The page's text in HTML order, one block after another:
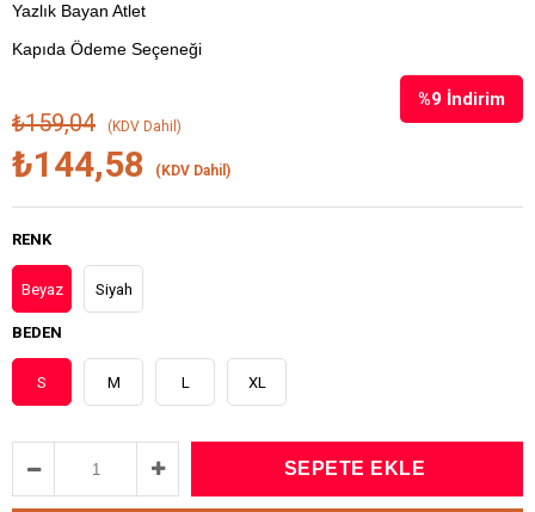
Yazlık Bayan Atlet
Kapıda Ödeme Seçeneği
%9 İndirim
₺159,04 (KDV Dahil)
₺144,58 (KDV Dahil)
RENK
Beyaz Siyah
BEDEN
S M L XL